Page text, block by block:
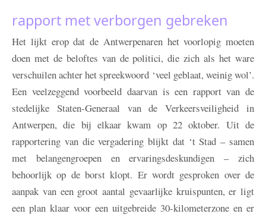
rapport met verborgen gebreken
Het lijkt erop dat de Antwerpenaren het voorlopig moeten
doen met de beloftes van de politici, die zich als het ware
verschuilen achter het spreekwoord ‘veel geblaat, weinig wol’.
Een veelzeggend voorbeeld daarvan is een rapport van de
stedelijke Staten-Generaal van de Verkeersveiligheid in
Antwerpen, die bij elkaar kwam op 22 oktober. Uit de
rapportering van die vergadering blijkt dat ‘t Stad – samen
met belangengroepen en ervaringsdeskundigen – zich
behoorlijk op de borst klopt. Er wordt gesproken over de
aanpak van een groot aantal gevaarlijke kruispunten, er ligt
een plan klaar voor een uitgebreide 30-kilometerzone en er